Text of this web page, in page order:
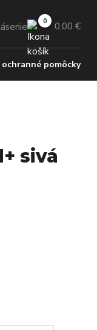
0,00 €
ochranné pomôcky
sivá